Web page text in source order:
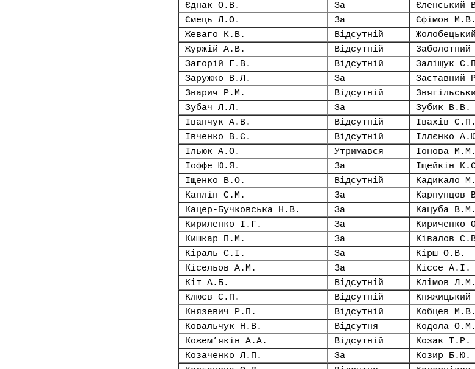
Єднак О.В.
За Єленський
Ємець Л.О.
За Єфімов М.В.
Жеваго К.В.
Відсутній
Журжій А.В.
Відсутній
Загорій Г.В.
Відсутній Заліщук
Заружко В.Л.
За Заставний
Зварич Р.М.
Відсутній
Зубач Л.Л.
За Зубик В.В.
Іванчук А.В.
Відсутній Івахів С.П.
Івченко В.Є.
Відсутній Іллєнко
Ільюк А.О.
Утримався Іонова М.М.
Іоффе Ю.Я.
За Іщейкін
Іщенко В.О.
Відсутній Кадикало
Каплін С.М.
За Карпунцов
Кацер-Бучковська Н.В.
За Кацуба В.М.
Кириленко І.Г.
За Кириченко
Кишкар П.М.
За Ківалов
Кіраль С.І.
За Кірш О.В.
Кісельов А.М.
За Кіссе А.І.
Кіт А.Б.
Відсутній Клімов Л.М.
Клюєв С.П.
Відсутній
Князевич Р.П.
Відсутній Кобцев М.В.
Ковальчук Н.В.
Відсутня Кодола О.М.
Кожем’якін А.А.
Відсутній Козак Т.Р.
Козаченко Л.П.
За Козир Б.Ю.